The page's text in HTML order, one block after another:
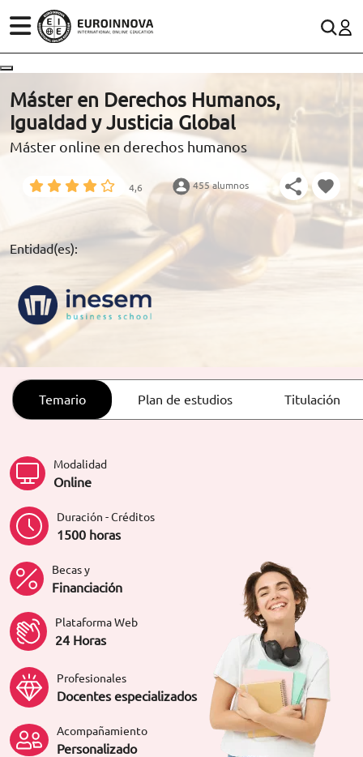
ÁREAS
ESTUDIOS
CONOCE EUROINNOVA
BECAS Y FINANCIACIÓN
RECURSOS EDUCATIVOS
ARTÍCULOS
(+34)958 050 200 (gratuito en España)
900 831 200
formacion@euroinnova.com
TRABAJA CON NOSOTROS
Máster en Derechos Humanos,
Igualdad y Justicia Global
Máster online en derechos humanos
4,6 455 alumnos
Entidad(es):
Temario Plan de estudios Titulación
Modalidad
Online
Duración - Créditos
1500 horas
Becas y
Financiación
Plataforma Web
24 Horas
Profesionales
Docentes especializados
Acompañamiento
Personalizado